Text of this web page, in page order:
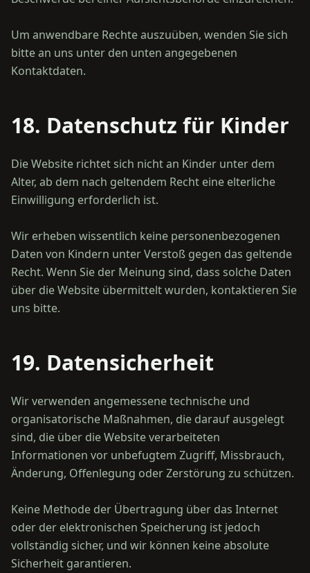
Um anwendbare Rechte auszuüben, wenden Sie sich
bitte an uns unter den unten angegebenen
18. Datenschutz für Kinder
Die Website richtet sich nicht an Kinder unter dem
Alter, ab dem nach geltendem Recht eine elterliche
Einwilligung erforderlich ist.
Wir erheben wissentlich keine personenbezogenen
Daten von Kindern unter Verstoß gegen das geltende
Recht. Wenn Sie der Meinung sind, dass solche Daten
über die Website übermittelt wurden, kontaktieren Sie
19. Datensicherheit
Wir verwenden angemessene technische und
organisatorische Maßnahmen, die darauf ausgelegt
sind, die über die Website verarbeiteten
Informationen vor unbefugtem Zugriff, Missbrauch,
Änderung, Offenlegung oder Zerstörung zu schützen.
Keine Methode der Übertragung über das Internet
oder der elektronischen Speicherung ist jedoch
vollständig sicher, und wir können keine absolute